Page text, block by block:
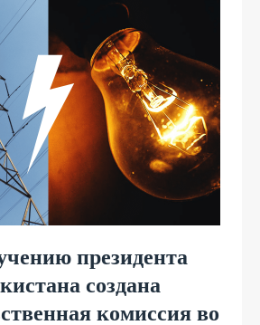
президента
создана
комиссия во